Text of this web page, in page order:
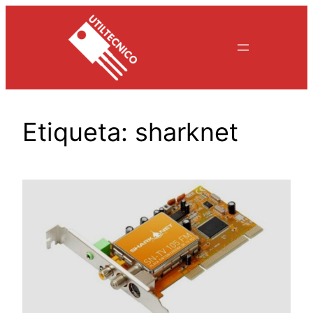
Etiqueta: sharknet